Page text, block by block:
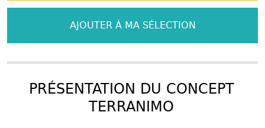
AJOUTER À MA SÉLECTION
PRÉSENTATION DU CONCEPT
TERRANIMO